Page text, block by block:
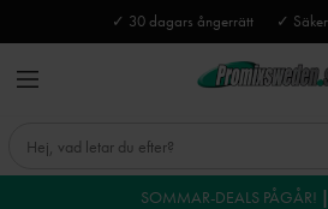
✓ 30 dagars ångerrätt ✓
SOMMAR-DEALS PÅGÅR!